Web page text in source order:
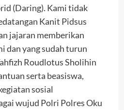
(Daring). Kami tidak
Kanit Pidsus
jajaran memberikan
dan yang sudah turun
Roudlotus Sholihin
serta beasiswa,
sosial
wujud Polri Polres Oku